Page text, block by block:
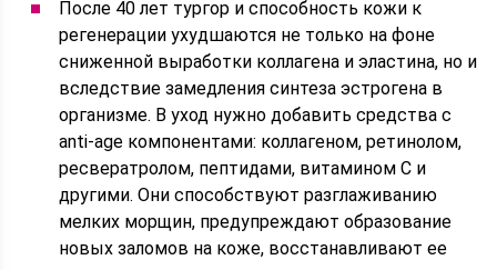
После 40 лет тургор и способность кожи к
регенерации ухудшаются не только на фоне
сниженной выработки коллагена и эластина, но и
вследствие замедления синтеза эстрогена в
организме. В уход нужно добавить средства с
anti-age компонентами: коллагеном, ретинолом,
ресвератролом, пептидами, витамином С и
другими. Они способствуют разглаживанию
мелких морщин, предупреждают образование
новых заломов на коже, восстанавливают ее